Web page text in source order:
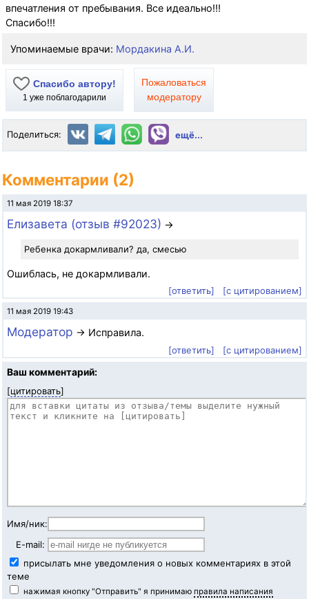
впечатления от пребывания. Все идеально!!!
Спасибо!!!
Упоминаемые врачи: Мордакина А.И.
Спасибо автору!
1 уже поблагодарили
Пожаловаться
модератору
Поделиться: ещё...
Комментарии (2)
11 мая 2019 18:37
Елизавета (отзыв #92023) →
Ребенка докармливали? да, смесью
Ошиблась, не докармливали.
[ответить] [с цитированием]
11 мая 2019 19:43
Модератор → Исправила.
[ответить]
[с цитированием]
Ваш комментарий:
[цитировать]
Имя/ник:
E-mail:
присылать мне уведомления о новых комментариях в этой
теме
нажимая кнопку "Отправить" я принимаю правила написания